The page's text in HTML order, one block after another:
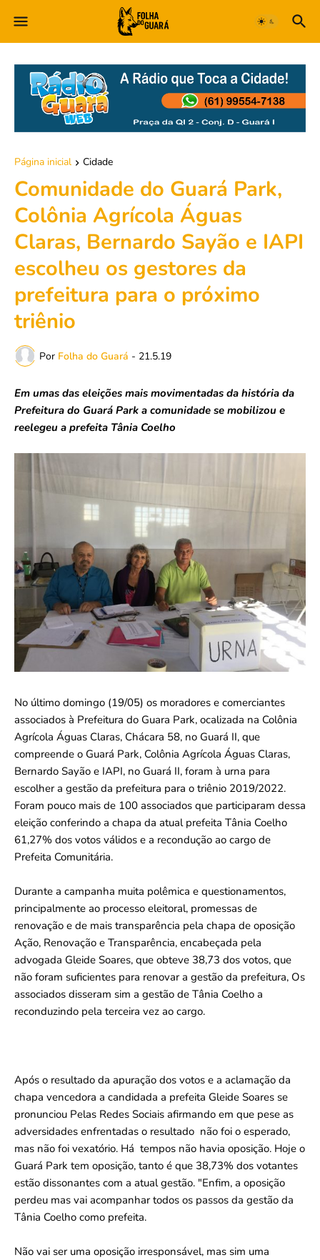
Página inicial Cidade
Comunidade do Guará Park,
Colônia Agrícola Águas
Claras, Bernardo Sayão e IAPI
escolheu os gestores da
prefeitura para o próximo
triênio
Por Folha do Guará - 21.5.19
Em umas das eleições mais movimentadas da história da
Prefeitura do Guará Park a comunidade se mobilizou e
reelegeu a prefeita Tânia Coelho
No último domingo (19/05) os moradores e comerciantes
associados à Prefeitura do Guara Park, ocalizada na Colônia
Agrícola Águas Claras, Chácara 58, no Guará II, que
compreende o Guará Park, Colônia Agrícola Águas Claras,
Bernardo Sayão e IAPI, no Guará II, foram à urna para
escolher a gestão da prefeitura para o triênio 2019/2022.
Foram pouco mais de 100 associados que participaram dessa
eleição conferindo a chapa da atual prefeita Tânia Coelho
61,27% dos votos válidos e a recondução ao cargo de
Prefeita Comunitária.
Durante a campanha muita polêmica e questionamentos,
principalmente ao processo eleitoral, promessas de
renovação e de mais transparência pela chapa de oposição
Ação, Renovação e Transparência, encabeçada pela
advogada Gleide Soares, que obteve 38,73 dos votos, que
não foram suficientes para renovar a gestão da prefeitura, Os
associados disseram sim a gestão de Tânia Coelho a
reconduzindo pela terceira vez ao cargo.
Após o resultado da apuração dos votos e a aclamação da
chapa vencedora a candidada a prefeita Gleide Soares se
pronunciou Pelas Redes Sociais afirmando em que pese as
adversidades enfrentadas o resultado não foi o esperado,
mas não foi vexatório. Há tempos não havia oposição. Hoje o
Guará Park tem oposição, tanto é que 38,73% dos votantes
estão dissonantes com a atual gestão. "Enfim, a oposição
perdeu mas vai acompanhar todos os passos da gestão da
Tânia Coelho como prefeita.
Não vai ser uma oposição irresponsável, mas sim uma